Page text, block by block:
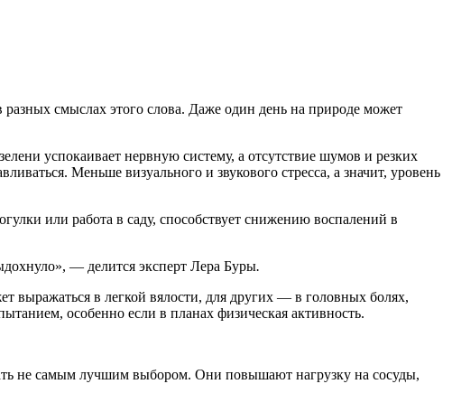
смыслах этого слова. Даже один день на природе может
успокаивает нервную систему, а отсутствие шумов и резких
Меньше визуального и звукового стресса, а значит, уровень
или работа в саду, способствует снижению воспалений в
— делится эксперт Лера Буры.
выражаться в легкой вялости, для других — в головных болях,
особенно если в планах физическая активность.
не самым лучшим выбором. Они повышают нагрузку на сосуды,